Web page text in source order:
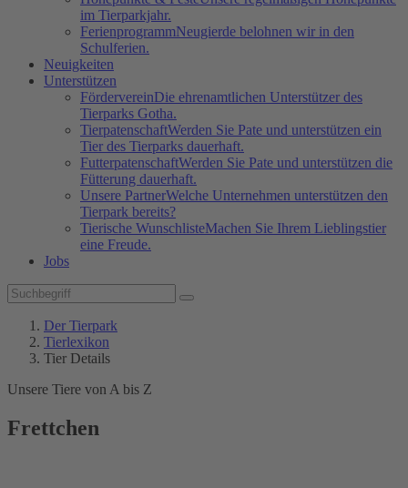
im Tierparkjahr.
FerienprogrammNeugierde belohnen wir in den
Schulferien.
Neuigkeiten
Unterstützen
FördervereinDie ehrenamtlichen Unterstützer des
Tierparks Gotha.
TierpatenschaftWerden Sie Pate und unterstützen ein
Tier des Tierparks dauerhaft.
FutterpatenschaftWerden Sie Pate und unterstützen die
Fütterung dauerhaft.
Unsere PartnerWelche Unternehmen unterstützen den
Tierpark bereits?
Tierische WunschlisteMachen Sie Ihrem Lieblingstier
eine Freude.
Jobs
Der Tierpark
Tierlexikon
Tier Details
Unsere Tiere von A bis Z
Frettchen